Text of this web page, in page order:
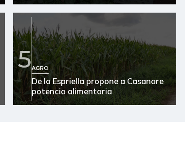
5AGRO
De la Espriella propone a Casanare
potencia alimentaria